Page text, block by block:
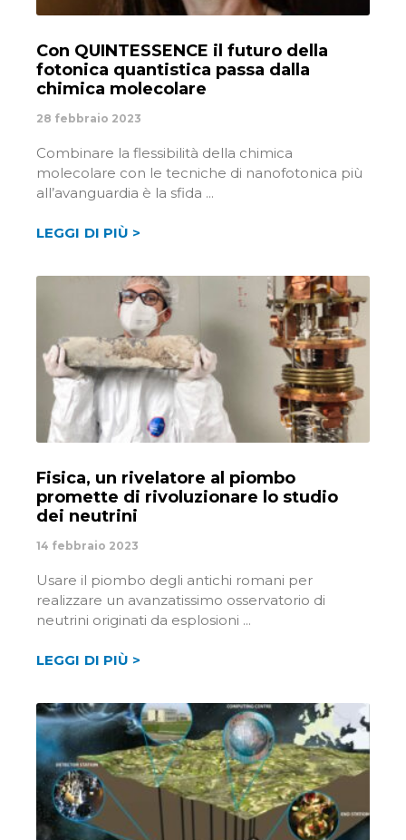
Con QUINTESSENCE il futuro della
fotonica quantistica passa dalla
chimica molecolare
28 febbraio 2023
Combinare la flessibilità della chimica
molecolare con le tecniche di nanofotonica più
all’avanguardia è la sfida
LEGGI DI PIÙ >
Fisica, un rivelatore al piombo
promette di rivoluzionare lo studio
dei neutrini
14 febbraio 2023
Usare il piombo degli antichi romani per
realizzare un avanzatissimo osservatorio di
neutrini originati da esplosioni
LEGGI DI PIÙ >